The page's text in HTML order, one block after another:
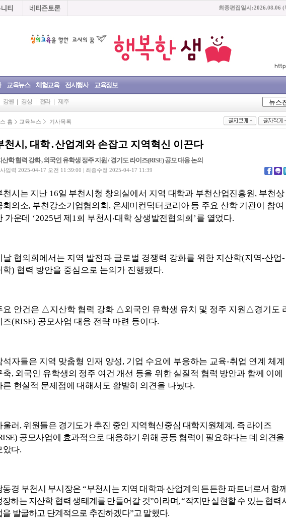
최종편집일시:2026.08.06 (
교육뉴스 체험교육 전시행사 교육정보
강원 경상 전라 제주
홈 교육뉴스 기사목록
천시, 대학․산업계와 손잡고 지역혁신 이끈다
산학 협력 강화 , 외국인 유학생 정주 지원 / 경기도 라이즈(RISE) 공모 대응 논의
입력 2025-04-17 오전 11:39:00 | 최종수정 2025-04-17 11:39
천시는 지난 16일 부천시청 창의실에서 지역 대학과 부천산업진흥원, 부천상
회의소, 부천강소기업협의회 , 온세미컨덕터코리아 등 주요 산학 기관이 참여
가운데 ‘2025년 제 1회 부천시 ‧대학 상생발전협의회 ’를 열었다.
날 협의회에서는 지역 발전과 글로벌 경쟁력 강화를 위한 지산학(지역-산업-
학) 협력 방안을 중심으로 논의가 진행됐다.
요 안건은 △지산학 협력 강화 △외국인 유학생 유치 및 정주 지원 △경기도
즈(RISE) 공모사업 대응 전략 마련 등이다.
석자들은 지역 맞춤형 인재 양성, 기업 수요에 부응하는 교육-취업 연계 체계
축, 외국인 유학생의 정주 여건 개선 등을 위한 실질적 협력 방안과 함께 이에
른 현실적 문제점에 대해서도 활발히 의견을 나눴다.
울러 , 위원들은 경기도가 추진 중인 지역혁신중심 대학지원체계, 즉 라이즈
공모사업에 효과적으로 대응하기 위해 공동 협력이 필요하다는 데 의견을
았다.
동경 부천시 부시장은“부천시는 지역 대학과 산업계의 든든한 파트너로서 함께
장하는 지산학 협력 생태계를 만들어갈 것”이라며, “작지만 실현할 수 있는 협력
을 발굴하고 단계적으로 추진하겠다”고 말했다.